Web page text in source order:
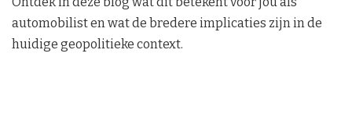
automobilist en wat de bredere implicaties zijn in de
huidige geopolitieke context.